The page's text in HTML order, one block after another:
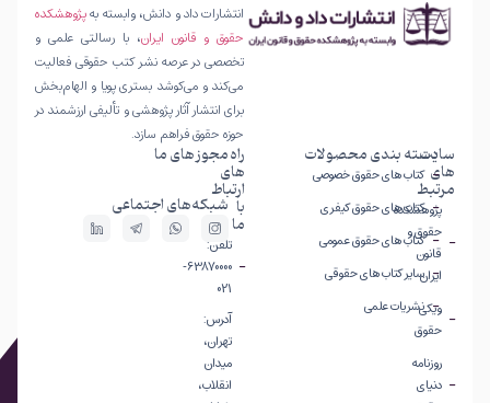
انتشارات داد و دانش، وابسته بهپژوهشکده
حقوق و قانون ایران، با رسالتی علمی و
تخصصی در عرصه نشر کتب حقوقی فعالیت
می‌کند و می‌کوشد بستری پویا و الهام‌بخش
برای انتشار آثار پژوهشی و تألیفی ارزشمند در
حوزه حقوق فراهم سازد.
سایت
های
مرتبط
پژوهشکده
حقوق و
قانون
ایران
ویکی
حقوق
روزنامه
دنیای
دسته بندی محصولات
کتاب های حقوق خصوصی
کتاب های حقوق کیفری
کتاب های حقوق عمومی
سایر کتاب های حقوقی
نشریات علمی
راه
های
ارتباط
با
ما
تلفن:
63870000-
021
آدرس:
تهران،
میدان
انقلاب،
مجوز های ما
شبکه‌های اجتماعی